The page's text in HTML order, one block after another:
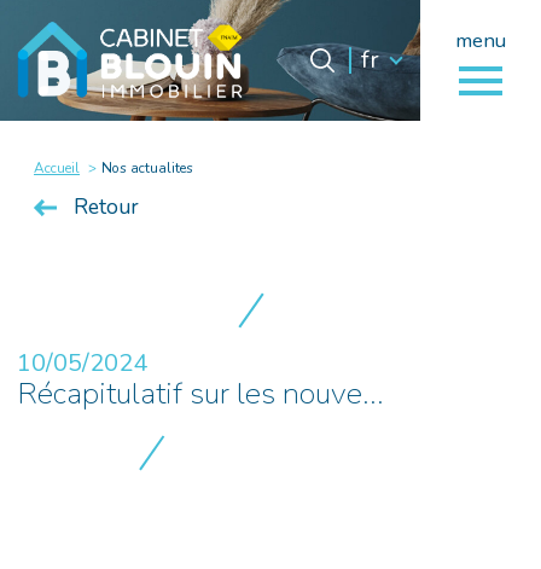
menu
Langue
fr
Accueil 0 Langue
fr
Accueil Nos actualites
Retour
10/05/2024
Récapitulatif sur les nouve...